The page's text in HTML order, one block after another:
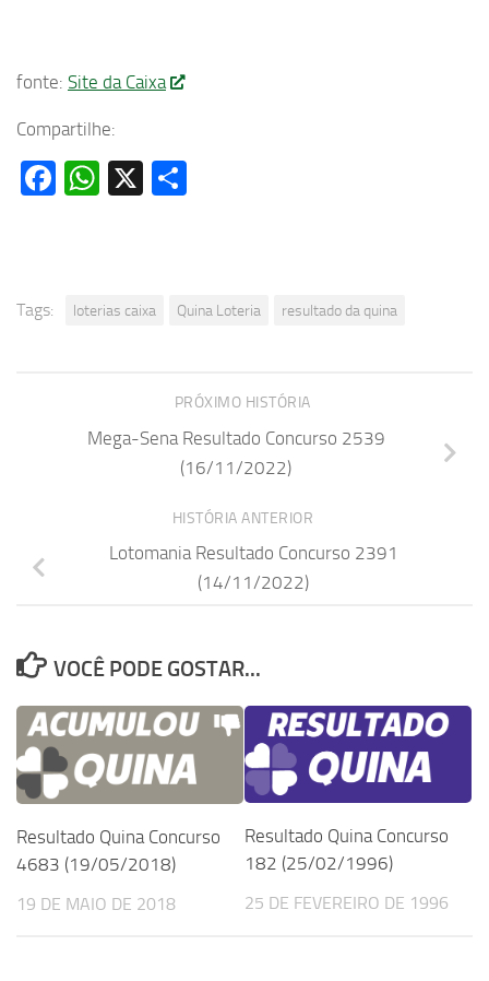
fonte: Site da Caixa
Compartilhe:
Facebook
WhatsApp
X
Tags: loterias caixa Quina Loteria resultado da quina
PRÓXIMO HISTÓRIA
Mega-Sena Resultado Concurso 2539
(16/11/2022)
HISTÓRIA ANTERIOR
Lotomania Resultado Concurso 2391
(14/11/2022)
VOCÊ PODE GOSTAR...
Resultado Quina Concurso
4683 (19/05/2018)
19 DE MAIO DE 2018
Resultado Quina Concurso
182 (25/02/1996)
25 DE FEVEREIRO DE 1996